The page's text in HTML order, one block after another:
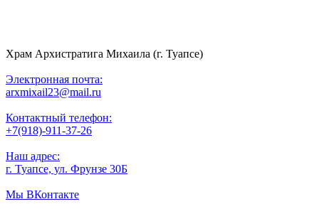
Храм Архистратига Михаила (г. Туапсе)
Электронная почта:
arxmixail23@mail.ru
Контактный телефон:
+7(918)-911-37-26
Наш адрес:
г. Туапсе, ул. Фрунзе 30Б
Мы ВКонтакте